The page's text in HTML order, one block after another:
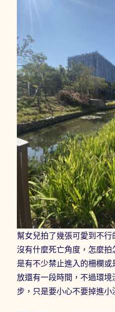
幫女兒拍了幾張可愛到不
沒有什麼死亡角度，怎麼
是有不少禁止進入的柵欄
放還有一段時間，不過環
步，只是要小心不要掉進小